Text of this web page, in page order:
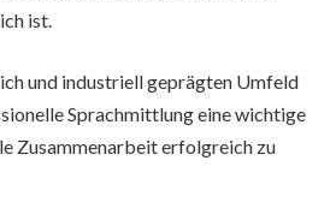
ist.
und industriell geprägten Umfeld
Sprachmittlung eine wichtige
Zusammenarbeit erfolgreich zu